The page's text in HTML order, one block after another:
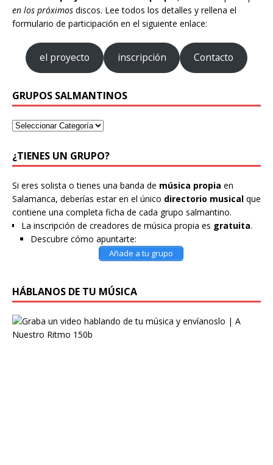
en los próximos discos. Lee todos los detalles y rellena el
formulario de participación en el siguiente enlace:
el proyecto inscripción Contacto
GRUPOS SALMANTINOS
¿TIENES UN GRUPO?
Si eres solista o tienes una banda de música propia en
Salamanca, deberías estar en el único directorio musical que
contiene una completa ficha de cada grupo salmantino.
La inscripción de creadores de música propia es gratuita.
Descubre cómo apuntarte:
Añade a tu grupo
HÁBLANOS DE TU MÚSICA